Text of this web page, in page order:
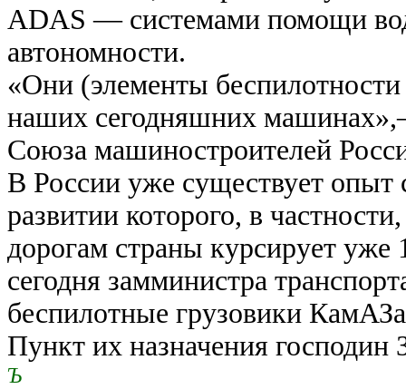
ADAS — системами помощи
автономности.
«Они (элементы
наших сегодняшних
Союза машиностроителей
В России уже существует опыт
развитии которого, в
дорогам страны курсирует
сегодня замминистра
беспилотные грузовики
Пункт их назначения господин
Ъ